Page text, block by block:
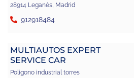
28914 Leganés, Madrid
912918484
MULTIAUTOS EXPERT
SERVICE CAR
Poligono industrial torres